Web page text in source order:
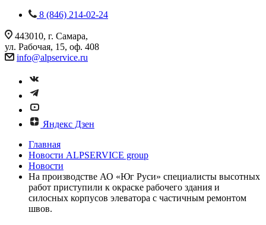
8 (846) 214-02-24
443010, г. Самара,
ул. Рабочая, 15, оф. 408
info@alpservice.ru
Яндекс Дзен
Главная
Новости ALPSERVICE group
Новости
На производстве АО «Юг Руси» специалисты высотных
работ приступили к окраске рабочего здания и
силосных корпусов элеватора с частичным ремонтом
швов.